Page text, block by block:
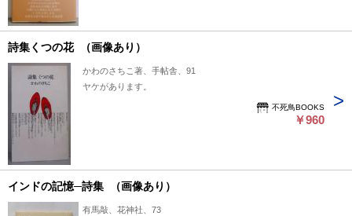
詩集くつの花 （画像あり）
かわのさちこ著、手帖舎、91
ヤケがあります。
不死鳥BOOKS
￥960
インドの記憶─詩集 （画像あり）
有馬敲、花神社、73